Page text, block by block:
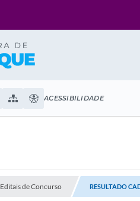
ACESSIBILIDADE
Editais de Concurso RESULTADO